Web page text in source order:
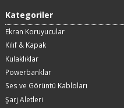
Kategoriler
Ekran Koruyucular
Kılıf & Kapak
Kulaklıklar
Powerbanklar
Ses ve Görüntü Kabloları
Şarj Aletleri